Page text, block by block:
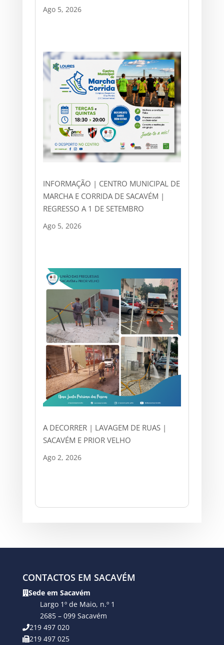
Ago 5, 2026
INFORMAÇÃO | CENTRO MUNICIPAL DE
MARCHA E CORRIDA DE SACAVÉM |
REGRESSO A 1 DE SETEMBRO
Ago 5, 2026
A DECORRER | LAVAGEM DE RUAS |
SACAVÉM E PRIOR VELHO
Ago 2, 2026
CONTACTOS EM SACAVÉM
Sede em Sacavém
Largo 1º de Maio, n.º 1
2685 – 099 Sacavém
219 497 020
219 497 025